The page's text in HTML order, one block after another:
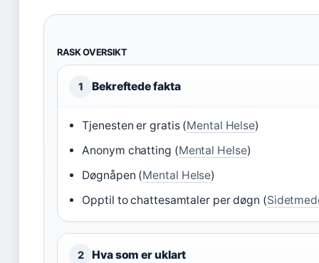
RASK OVERSIKT
1 Bekreftede fakta
Tjenesten er gratis (Mental Helse)
Anonym chatting (Mental Helse)
Døgnåpen (Mental Helse)
Opptil to chattesamtaler per døgn (
2 Hva som er uklart